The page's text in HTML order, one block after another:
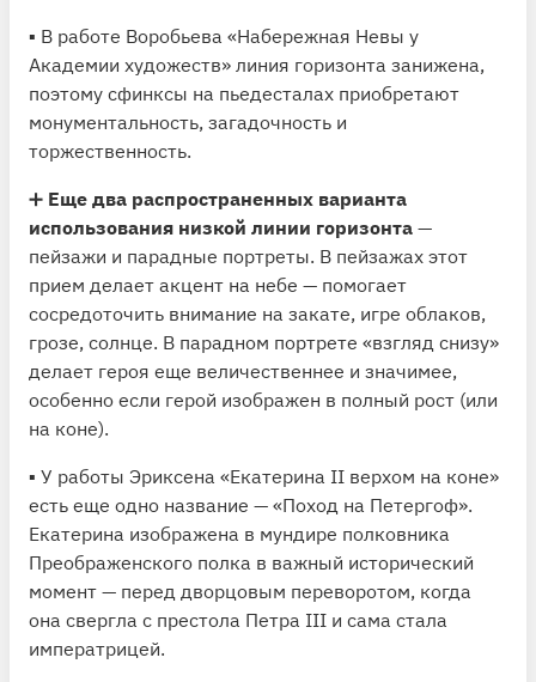
▪️ В работе Воробьева «Набережная Невы у
Академии художеств» линия горизонта занижена,
поэтому сфинксы на пьедесталах приобретают
монументальность, загадочность и
торжественность.
➕ Еще два распространенных варианта
использования низкой линии горизонта —
пейзажи и парадные портреты. В пейзажах этот
прием делает акцент на небе — помогает
сосредоточить внимание на закате, игре облаков,
грозе, солнце. В парадном портрете «взгляд снизу»
делает героя еще величественнее и значимее,
особенно если герой изображен в полный рост (или
на коне).
▪️ У работы Эриксена «Екатерина II верхом на коне»
есть еще одно название — «Поход на Петергоф».
Екатерина изображена в мундире полковника
Преображенского полка в важный исторический
момент — перед дворцовым переворотом, когда
она свергла с престола Петра III и сама стала
императрицей.